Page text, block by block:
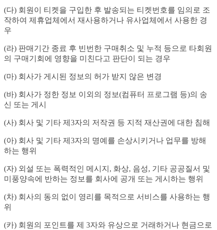
(다) 회원이 티켓을 구입한 후 발송되는 티켓번호를 임의로 조
작하여 제휴업체에서 재사용하거나 유사업체에서 사용한 경
우
(라) 판매기간 종료 후 빈번한 구매취소 및 누적 등으로 타회원
의 구매기회에 영향을 미친다고 판단이 되는 경우
(마) 회사가 게시된 정보의 허가 받지 않은 변경
(바) 회사가 정한 정보 이외의 정보(컴퓨터 프로그램 등)의 송
신 또는 게시
(사) 회사 및 기타 제3자의 저작권 등 지적 재산권에 대한 침해
(아) 회사 및 기타 제3자의 명예를 손상시키거나 업무를 방해
하는 행위
(자) 외설 또는 폭력적인 메시지, 화상, 음성, 기타 공공질서 및
미풍양속에 반하는 정보를 회사에 공개 또는 게시하는 행위
(차) 회사의 동의 없이 영리를 목적으로 서비스를 사용하는 행
위
(카) 회원의 포인트를 제 3자와 유상으로 거래하거나 현금으로